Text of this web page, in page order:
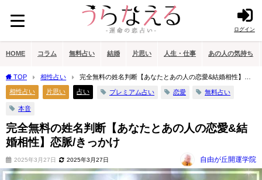
ログイン
HOME コラム 無料占い 結婚 片思い 人生・仕事 あの人の気持ち
TOP 相性占い
完全無料の姓名判断【あなたとあの人の恋愛&結婚相性】恋
脈/きっかけ
相性占い 片思い 占い プレミアム占い 恋愛 無料占い
本音
完全無料の姓名判断【あなたとあの人の恋愛&結
婚相性】恋脈/きっかけ
2025年3月27日 2025年3月27日 自由が丘開運学院